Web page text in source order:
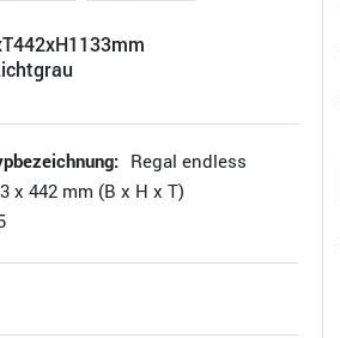
Regal endless
x 442 mm (B x H x T)